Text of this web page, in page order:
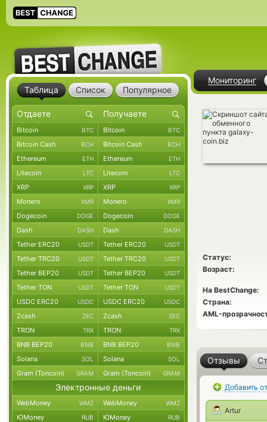
Мониторинг
Статус:
Возраст:
На BestChange:
Страна:
AML-
Отзывы
Добавить
Artur
Таблица Список Популярное
Bitcoin BTC Bitcoin BTC
Bitcoin Cash BCH Bitcoin Cash BCH
Ethereum ETH Ethereum ETH
Litecoin LTC Litecoin LTC
XRP XRP XRP XRP
Monero XMR Monero XMR
Dogecoin DOGE Dogecoin DOGE
Dash DASH Dash DASH
Tether ERC20 USDT Tether ERC20 USDT
Tether TRC20 USDT Tether TRC20 USDT
Tether BEP20 USDT Tether BEP20 USDT
Tether TON USDT Tether TON USDT
USDC ERC20 USDC USDC ERC20 USDC
Zcash ZEC Zcash ZEC
TRON TRX TRON TRX
BNB BEP20 BNB BNB BEP20 BNB
Solana SOL Solana SOL
Gram (Toncoin) GRAM Gram (Toncoin) GRAM
Электронные деньги
WebMoney WMZ WebMoney WMZ
ЮMoney RUB ЮMoney RUB